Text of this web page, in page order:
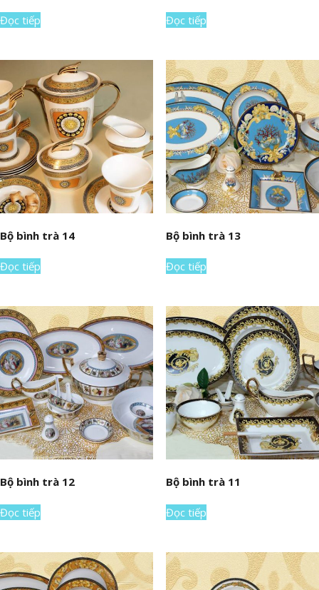
Đọc tiếp Đọc tiếp
Bộ bình trà 14
Đọc tiếp
Bộ bình trà 13
Đọc tiếp
Bộ bình trà 12
Đọc tiếp
Bộ bình trà 11
Đọc tiếp